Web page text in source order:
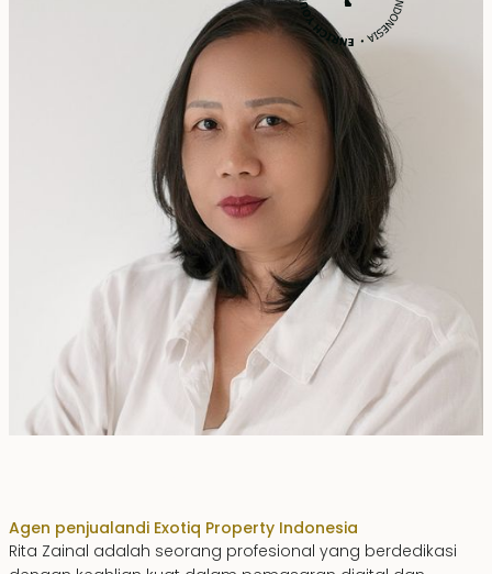
Agen penjualandi Exotiq Property Indonesia
Rita Zainal adalah seorang profesional yang berdedikasi